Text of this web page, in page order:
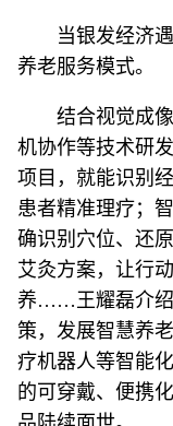
当银发经济遇
养老服务模式。
结合视觉成像
机协作等技术研
项目，就能识别
患者精准理疗；
确识别穴位、还
艾灸方案，让行
养……王耀磊介绍
策，发展智慧养
疗机器人等智能
的可穿戴、便携